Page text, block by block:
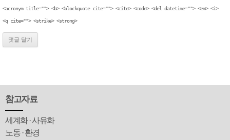
<acronym title=""> <b> <blockquote cite=""> <cite> <code> <del datetime=""> <em> <i>
<q cite=""> <strike> <strong>
참고자료
세계화 · 사유화
노동 · 환경